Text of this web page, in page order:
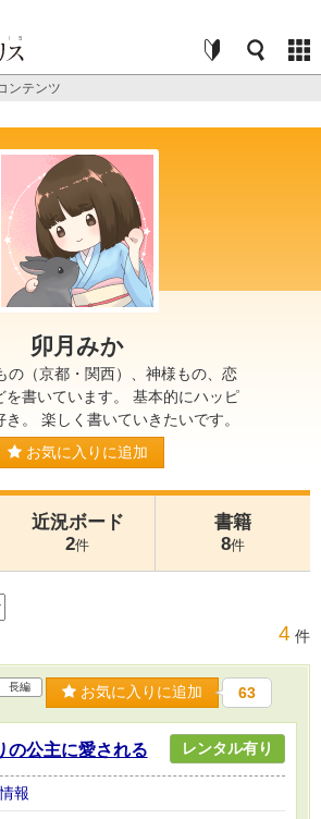
ンテンツ
卯月みか
の（京都・関西）、神様もの、恋
を書いています。 基本的にハッピ
き。 楽しく書いていきたいです。
お気に入りに追加
近況ボード
2件
書籍
8件
4 件
長編 お気に入りに追加 63
の公主に愛される レンタル有り
報